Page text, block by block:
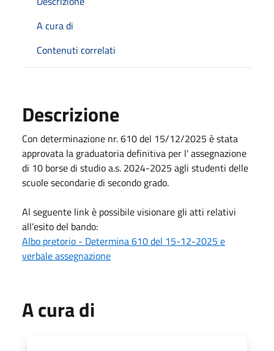
A cura di
Contenuti correlati
Descrizione
Con determinazione nr. 610 del 15/12/2025 è stata
approvata la graduatoria definitiva per l' assegnazione
di 10 borse di studio a.s. 2024-2025 agli studenti delle
scuole secondarie di secondo grado.
Al seguente link è possibile visionare gli atti relativi
all’esito del bando:
Albo pretorio - Determina 610 del 15-12-2025 e
verbale assegnazione
A cura di